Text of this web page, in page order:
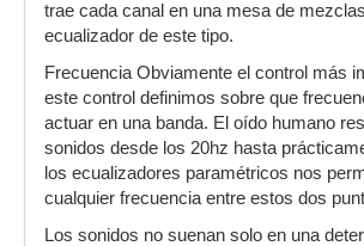
trae cada canal en una mesa de
ecualizador de este tipo.
Frecuencia Obviamente el control más
este control definimos sobre que
actuar en una banda. El oído humano
sonidos desde los 20hz hasta
los ecualizadores paramétricos nos
cualquier frecuencia entre estos dos
Los sonidos no suenan solo en una